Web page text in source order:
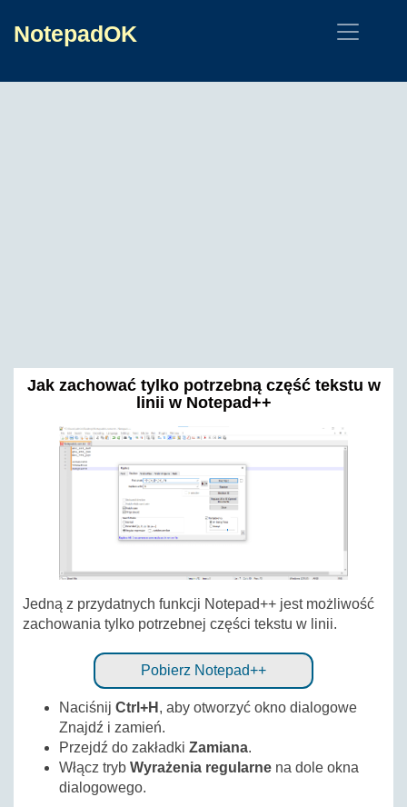
NotepadOK
Jak zachować tylko potrzebną część tekstu w
linii w Notepad++
Jedną z przydatnych funkcji Notepad++ jest możliwość
zachowania tylko potrzebnej części tekstu w linii.
Pobierz Notepad++
Naciśnij Ctrl+H , aby otworzyć okno dialogowe
Znajdź i zamień.
Przejdź do zakładki Zamiana.
Włącz tryb Wyrażenia regularne na dole okna
dialogowego.